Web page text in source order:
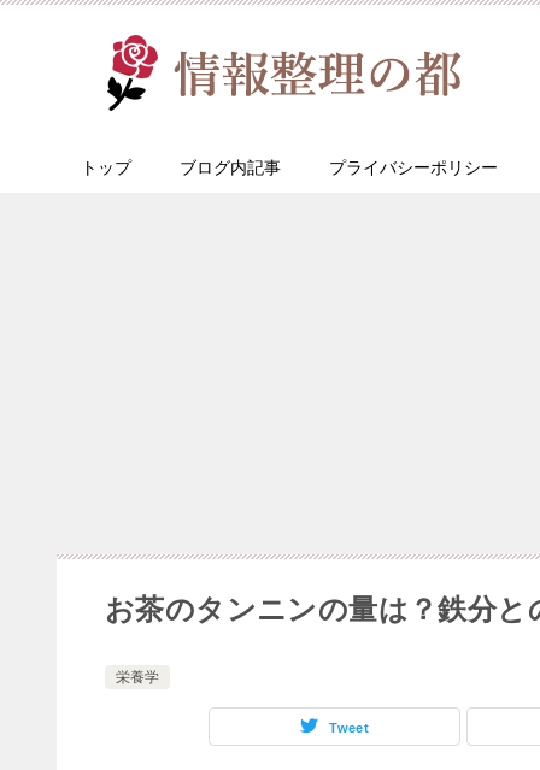
トップ ブログ内記事 プライバシーポリシー
お茶のタンニンの量は？鉄分と
栄養学
Tweet